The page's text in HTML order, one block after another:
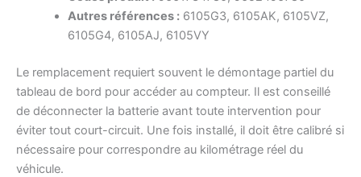
Autres références :6105G3, 6105AK, 6105VZ,
6105G4, 6105AJ, 6105VY
Le remplacement requiert souvent le démontage partiel du
tableau de bord pour accéder au compteur. Il est conseillé
de déconnecter la batterie avant toute intervention pour
éviter tout court-circuit. Une fois installé, il doit être calibré si
nécessaire pour correspondre au kilométrage réel du
véhicule.